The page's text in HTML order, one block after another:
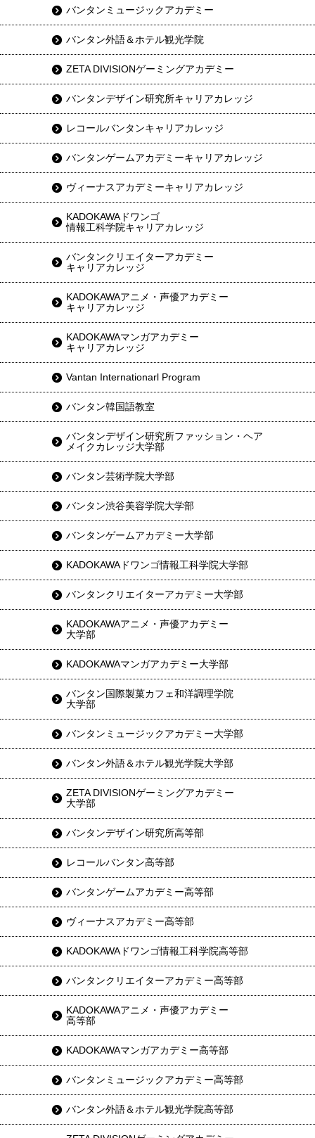
バンタンミュージックアカデミー
バンタン外語＆ホテル観光学院
ZETA DIVISIONゲーミングアカデミー
バンタンデザイン研究所キャリアカレッジ
レコールバンタンキャリアカレッジ
バンタンゲームアカデミーキャリアカレッジ
ヴィーナスアカデミーキャリアカレッジ
KADOKAWAドワンゴ
情報工科学院キャリアカレッジ
バンタンクリエイターアカデミー
キャリアカレッジ
KADOKAWAアニメ・声優アカデミー
キャリアカレッジ
KADOKAWAマンガアカデミー
キャリアカレッジ
Vantan Internationarl Program
バンタン韓国語教室
バンタンデザイン研究所ファッション・ヘア
メイクカレッジ大学部
バンタン芸術学院大学部
バンタン渋谷美容学院大学部
バンタンゲームアカデミー大学部
KADOKAWAドワンゴ情報工科学院大学部
バンタンクリエイターアカデミー大学部
KADOKAWAアニメ・声優アカデミー
大学部
KADOKAWAマンガアカデミー大学部
バンタン国際製菓カフェ和洋調理学院
大学部
バンタンミュージックアカデミー大学部
バンタン外語＆ホテル観光学院大学部
ZETA DIVISIONゲーミングアカデミー
大学部
バンタンデザイン研究所高等部
レコールバンタン高等部
バンタンゲームアカデミー高等部
ヴィーナスアカデミー高等部
KADOKAWAドワンゴ情報工科学院高等部
バンタンクリエイターアカデミー高等部
KADOKAWAアニメ・声優アカデミー
高等部
KADOKAWAマンガアカデミー高等部
バンタンミュージックアカデミー高等部
バンタン外語＆ホテル観光学院高等部